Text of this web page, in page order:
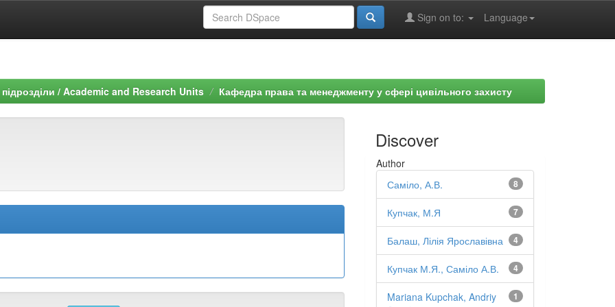
Language
Sign on to:
/ Academic and Research Units Кафедра права та менеджменту у сфері цивільного захисту
Discover
Author
8
Саміло, А.В.
7
Купчак, М.Я
4
Балаш, Лілія Ярославівна
4
Купчак М.Я., Саміло А.В.
1
Mariana Kupchak, Andriy